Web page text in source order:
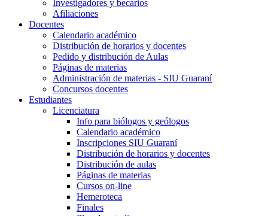
Investigadores y becarios
Afiliaciones
Docentes
Calendario académico
Distribución de horarios y docentes
Pedido y distribución de Aulas
Páginas de materias
Administración de materias - SIU Guaraní
Concursos docentes
Estudiantes
Licenciatura
Info para biólogos y geólogos
Calendario académico
Inscripciones SIU Guaraní
Distribución de horarios y docentes
Distribución de aulas
Páginas de materias
Cursos on-line
Hemeroteca
Finales